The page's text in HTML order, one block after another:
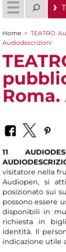
Tu sei qui
Home > TEATRO.
Audiodescrizioni
11
visitatore nella
Audiopen, si
posizionato sui
possono essere
disponibili in
richiesta in
identità. Il
indicazione utile